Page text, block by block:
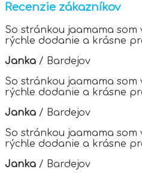
Recenzie zákazníkov
So stránkou jaamama som
rýchle dodanie a krásne
Janka / Bardejov
So stránkou jaamama som
rýchle dodanie a krásne
Janka / Bardejov
So stránkou jaamama som
rýchle dodanie a krásne
Janka / Bardejov